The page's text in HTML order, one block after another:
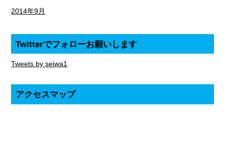
2014年9月
Twitterでフォローお願いします
Tweets by seiwa1
アクセスマップ